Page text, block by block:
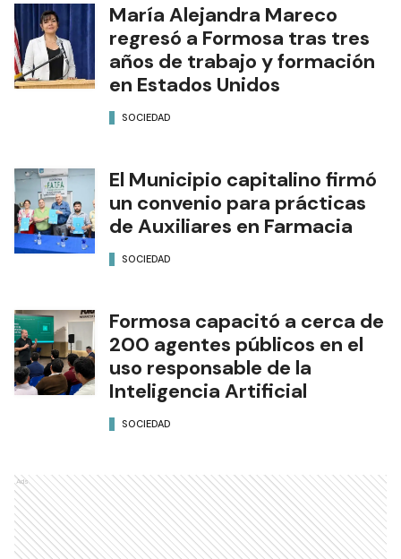
María Alejandra Mareco
regresó a Formosa tras tres
años de trabajo y formación
en Estados Unidos
SOCIEDAD
El Municipio capitalino firmó
un convenio para prácticas
de Auxiliares en Farmacia
SOCIEDAD
Formosa capacitó a cerca de
200 agentes públicos en el
uso responsable de la
Inteligencia Artificial
SOCIEDAD
Ads